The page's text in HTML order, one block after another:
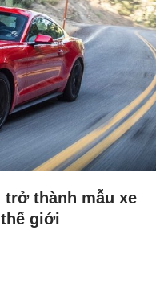
trở thành mẫu xe
giới